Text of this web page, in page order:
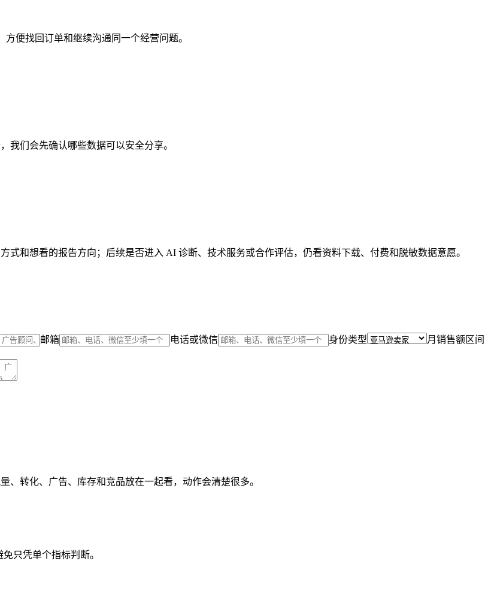
便找回订单和继续沟通同一个经营问题。
我们会先确认哪些数据可以安全分享。
和想看的报告方向；后续是否进入 AI 诊断、技术服务或合作评估，仍看资料下载、付费和脱敏数据意愿。
邮箱 电话或微信 身份类型 月销售额区间
转化、广告、库存和竞品放在一起看，动作会清楚很多。
只凭单个指标判断。